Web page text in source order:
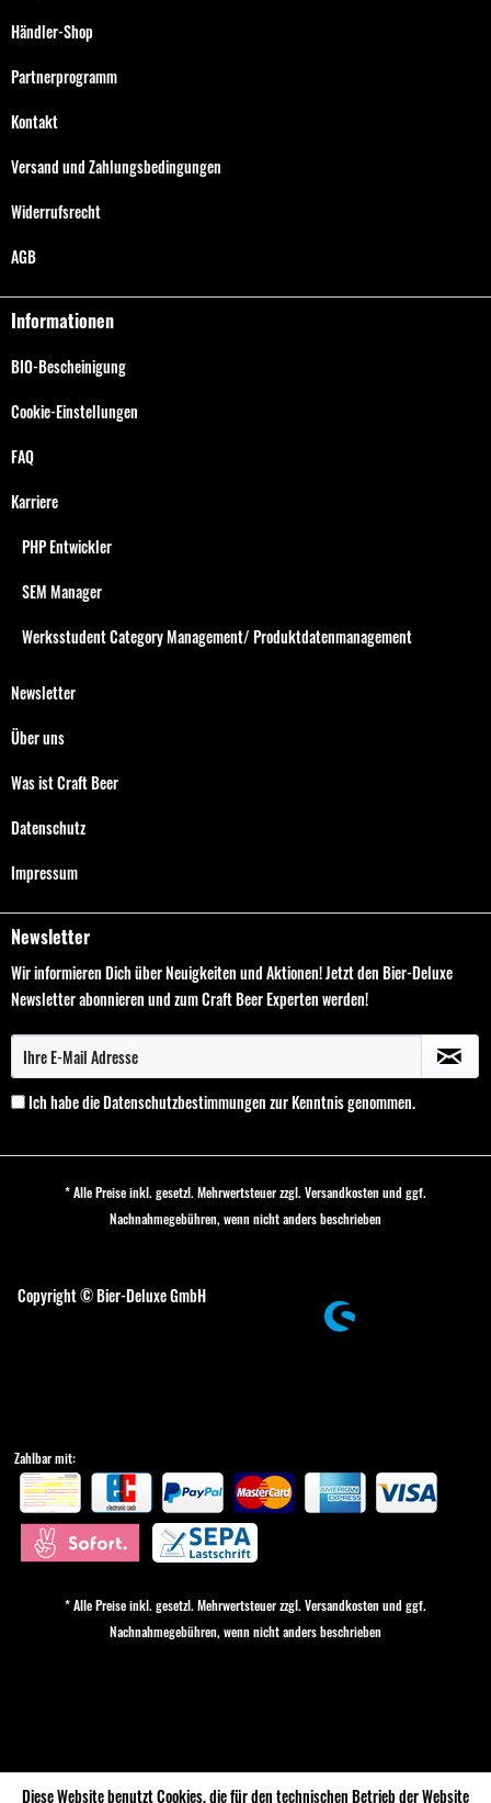
Händler-Shop
Partnerprogramm
Kontakt
Versand und Zahlungsbedingungen
Widerrufsrecht
AGB
Informationen
BIO-Bescheinigung
Cookie-Einstellungen
FAQ
Karriere
PHP Entwickler
SEM Manager
Werksstudent Category Management/ Produktdatenmanagement
Newsletter
Über uns
Was ist Craft Beer
Datenschutz
Impressum
Newsletter
Wir informieren Dich über Neuigkeiten und Aktionen! Jetzt den Bier-Deluxe
Newsletter abonnieren und zum Craft Beer Experten werden!
Ich habe dieDatenschutzbestimmungenzur Kenntnis genommen.
* Alle Preise inkl. gesetzl. Mehrwertsteuer zzgl. Versandkostenund ggf.
Nachnahmegebühren, wenn nicht anders beschrieben
Copyright © Bier-Deluxe GmbH
Zahlbar mit:
* Alle Preise inkl. gesetzl. Mehrwertsteuer zzgl. Versandkostenund ggf.
Nachnahmegebühren, wenn nicht anders beschrieben
Diese Website benutzt Cookies, die für den technischen Betrieb der Website